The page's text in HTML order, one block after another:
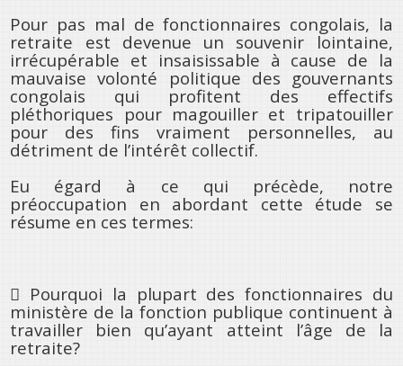
Pour pas mal de fonctionnaires congolais, la
retraite est devenue un souvenir lointaine,
irrécupérable et insaisissable à cause de la
mauvaise volonté politique des gouvernants
congolais qui profitent des effectifs
pléthoriques pour magouiller et tripatouiller
pour des fins vraiment personnelles, au
détriment de l’intérêt collectif.
Eu égard à ce qui précède, notre
préoccupation en abordant cette étude se
résume en ces termes:
 Pourquoi la plupart des fonctionnaires du
ministère de la fonction publique continuent à
travailler bien qu’ayant atteint l’âge de la
retraite?